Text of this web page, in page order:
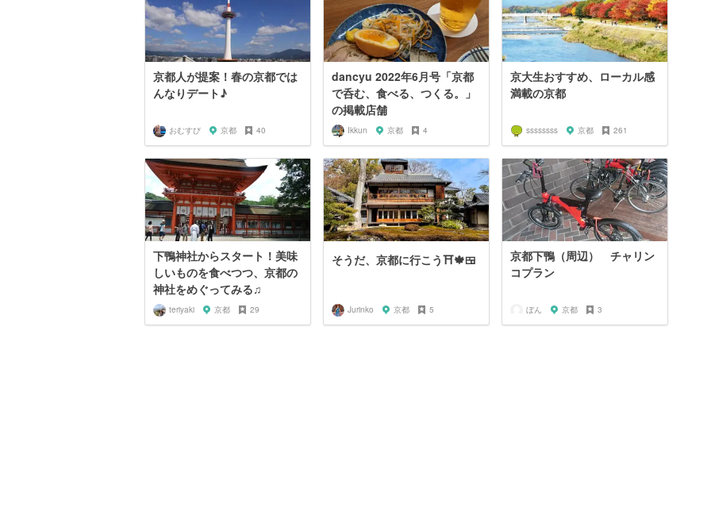
京都人が提案！春の京都では
んなりデート♪
おむすび 京都 40
dancyu 2022年6月号「京都
で呑む、食べる、つくる。」
の掲載店舗
Ikkun 京都 4
京大生おすすめ、ローカル感
満載の京都
ssssssss 京都 261
下鴨神社からスタート！美味
しいものを食べつつ、京都の
神社をめぐってみる♫
teriyaki 京都 29
そうだ、京都に行こう⛩🍁🍱
Jurinko 京都 5
京都下鴨（周辺） チャリン
コプラン
ぼん 京都 3